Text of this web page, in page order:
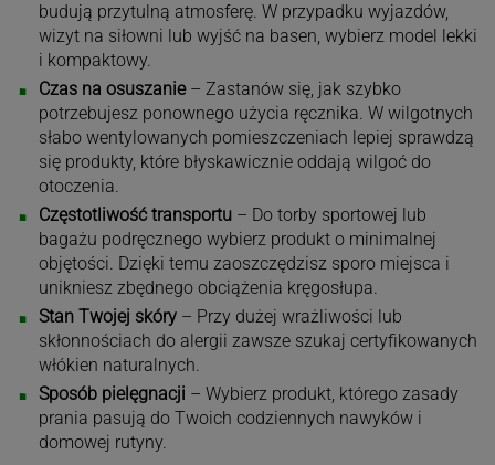
budują przytulną atmosferę. W przypadku wyjazdów,
wizyt na siłowni lub wyjść na basen, wybierz model lekki
i kompaktowy.
Czas na osuszanie– Zastanów się, jak szybko
potrzebujesz ponownego użycia ręcznika. W wilgotnych
słabo wentylowanych pomieszczeniach lepiej sprawdzą
się produkty, które błyskawicznie oddają wilgoć do
otoczenia.
Częstotliwość transportu– Do torby sportowej lub
bagażu podręcznego wybierz produkt o minimalnej
objętości. Dzięki temu zaoszczędzisz sporo miejsca i
unikniesz zbędnego obciążenia kręgosłupa.
Stan Twojej skóry– Przy dużej wrażliwości lub
skłonnościach do alergii zawsze szukaj certyfikowanych
włókien naturalnych.
Sposób pielęgnacji – Wybierz produkt, którego zasady
prania pasują do Twoich codziennych nawyków i
domowej rutyny.